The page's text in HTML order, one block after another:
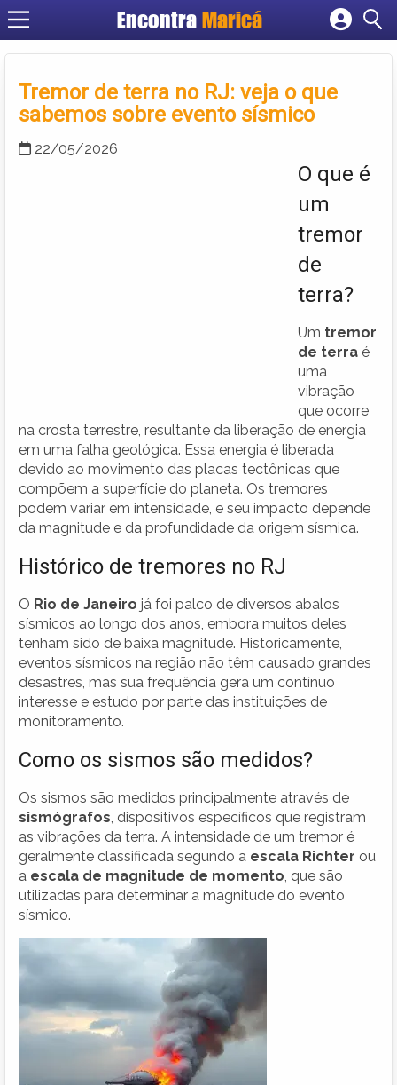
EncontraMaricá
Cadastrar empresa
Criar conta
Tremor de terra no RJ: veja o que
sabemos sobre evento sísmico
22/05/2026
O que é
um
tremor
de
terra?
Um tremor
de terra é
uma
vibração
que ocorre
na crosta terrestre, resultante da liberação de energia
em uma falha geológica. Essa energia é liberada
devido ao movimento das placas tectônicas que
compõem a superfície do planeta. Os tremores
podem variar em intensidade, e seu impacto depende
da magnitude e da profundidade da origem sísmica.
Histórico de tremores no RJ
O Rio de Janeiro já foi palco de diversos abalos
sísmicos ao longo dos anos, embora muitos deles
tenham sido de baixa magnitude. Historicamente,
eventos sísmicos na região não têm causado grandes
desastres, mas sua frequência gera um contínuo
interesse e estudo por parte das instituições de
monitoramento.
Como os sismos são medidos?
Os sismos são medidos principalmente através de
sismógrafos , dispositivos específicos que registram
as vibrações da terra. A intensidade de um tremor é
geralmente classificada segundo a escala Richter ou
a escala de magnitude de momento , que são
utilizadas para determinar a magnitude do evento
sísmico.